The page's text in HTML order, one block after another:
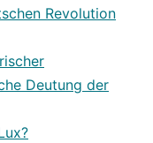
Revolution
Deutung der